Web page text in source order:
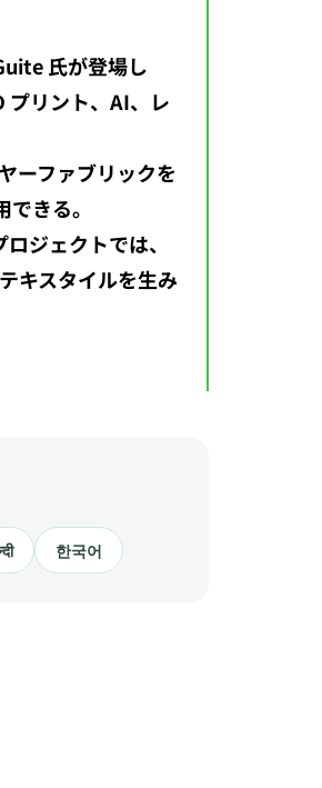
氏が登場し
プリント、AI、レ
ーファブリックを
きる。
ジェクトでは、
キスタイルを生み
한국어